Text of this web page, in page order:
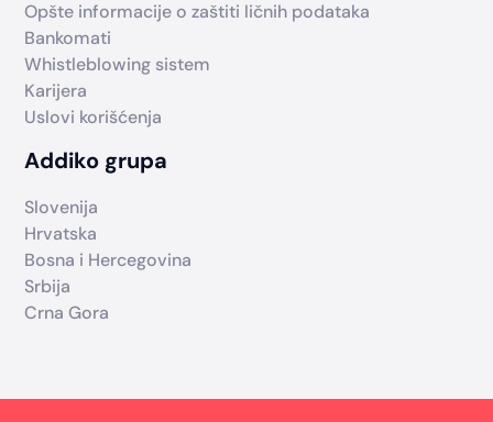
Opšte informacije o zaštiti ličnih podataka
Bankomati
Whistleblowing sistem
Karijera
Uslovi korišćenja
Addiko grupa
Slovenija
Hrvatska
Bosna i Hercegovina
Srbija
Crna Gora